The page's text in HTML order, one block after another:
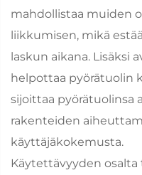
mahdollistaa muiden
liikkumisen, mikä
laskun aikana. Lisäksi
helpottaa pyörätuolin
sijoittaa pyörätuolinsa
rakenteiden
käyttäjäkokemusta.
Käytettävyyden osalta